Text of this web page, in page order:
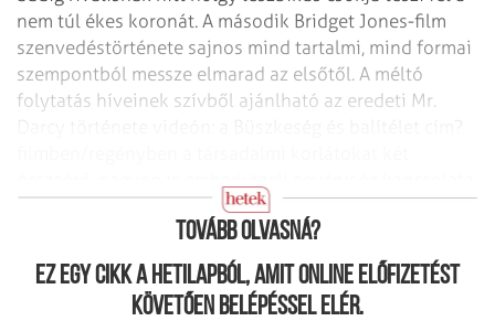
nem túl ékes koronát. A második Bridget Jones-film
szenvedéstörténete sajnos mind tartalmi, mind formai
szempontból messze elmarad az elsőtől. A méltó
folytatás híveinek szívből ajánlható az eredeti Mr.
győzi le. Nem a szex.
Tovább olvasná?
Ez egy cikk a hetilapból, amit online előfizetést
követően belépéssel elér.